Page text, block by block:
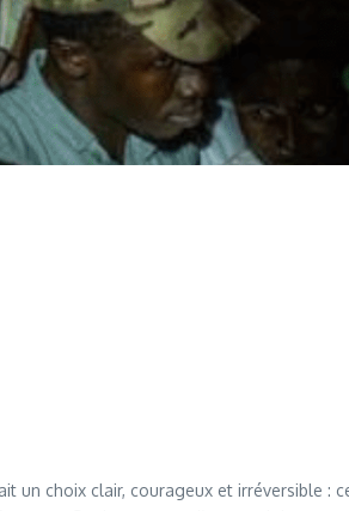
un choix clair, courageux et irréversible :